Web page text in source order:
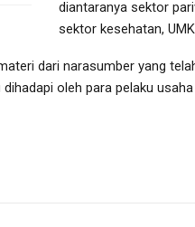
diantaranya sektor
sektor kesehatan,
dari narasumber yang
oleh para pelaku